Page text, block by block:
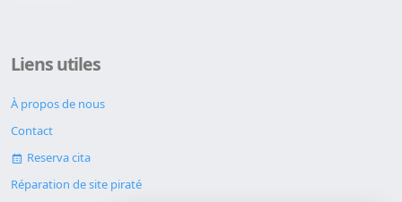
Liens utiles
À propos de nous
Contact
Reserva cita
Réparation de site piraté